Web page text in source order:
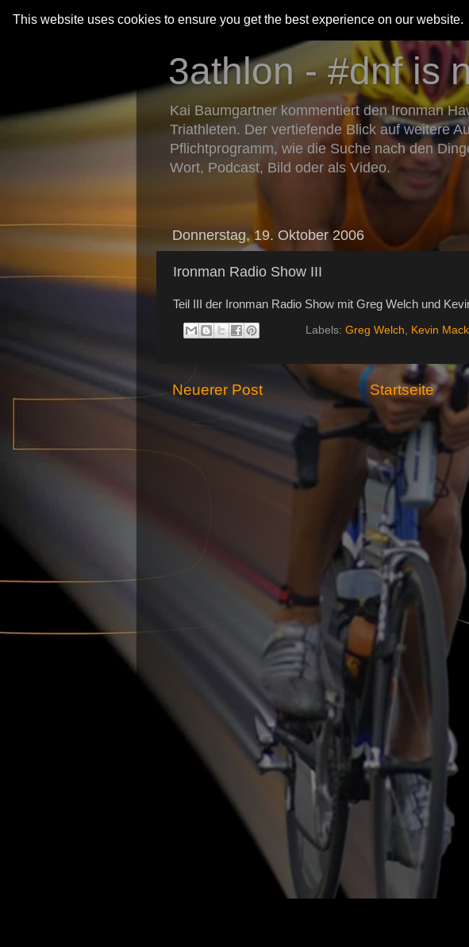
This website uses cookies to ensure you get the best experience on our website.
3athlon - #dnf is
Kai Baumgartner kommentiert den Ironman
Triathleten. Der vertiefende Blick auf weitere
Pflichtprogramm, wie die Suche nach den
Wort, Podcast, Bild oder als Video.
Donnerstag, 19. Oktober 2006
Ironman Radio Show III
Teil III der Ironman Radio Show mit Greg Welch und
Labels: Greg Welch Kevin
Neuerer Post Startseite